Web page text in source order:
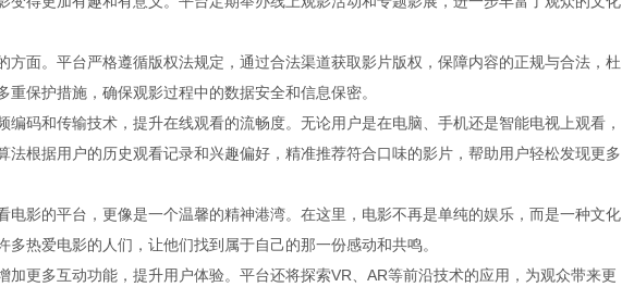
方面。平台严格遵循版权法规定，通过合法渠道获取影片版权，保障内容的正规与合法，杜
保护措施，确保观影过程中的数据安全和信息保密。
码和传输技术，提升在线观看的流畅度。无论用户是在电脑、手机还是智能电视上观看，
法根据用户的历史观看记录和兴趣偏好，精准推荐符合口味的影片，帮助用户轻松发现更多
电影的平台，更像是一个温馨的精神港湾。在这里，电影不再是单纯的娱乐，而是一种文化
热爱电影的人们，让他们找到属于自己的那一份感动和共鸣。
加更多互动功能，提升用户体验。平台还将探索VR、AR等前沿技术的应用，为观众带来更